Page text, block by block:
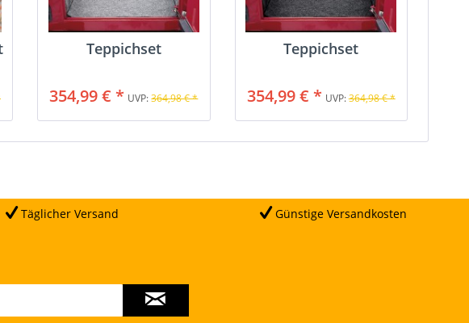
Teppichset
354,99 € * UVP:364,98 € *
Teppichset
354,99 € * UVP:364,98 € *
Täglicher Versand Günstige Versandkosten